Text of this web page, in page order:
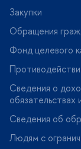
Закупки
Обращения
Фонд целевого
Сведения о
Сведения об
Людям с